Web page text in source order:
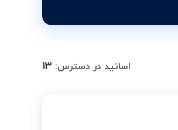
اساتید در دسترس: 13